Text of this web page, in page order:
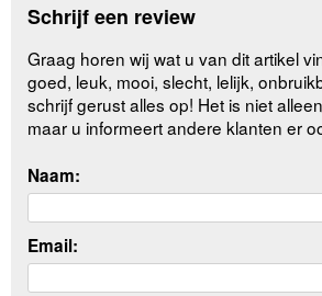
Schrijf een review
Graag horen wij wat u van dit artikel
goed, leuk, mooi, slecht, lelijk,
schrijf gerust alles op! Het is niet
maar u informeert andere klanten er
Naam:
Email: